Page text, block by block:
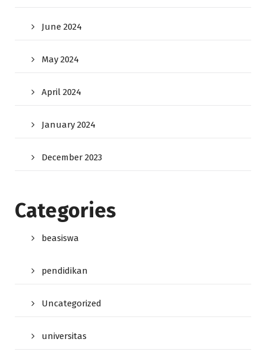
June 2024
May 2024
April 2024
January 2024
December 2023
Categories
beasiswa
pendidikan
Uncategorized
universitas